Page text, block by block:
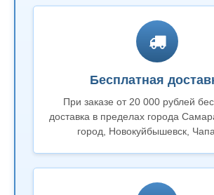
Бесплатная
При заказе от 20 000 рублей
доставка в пределах города
город, Новокуйбышевск,